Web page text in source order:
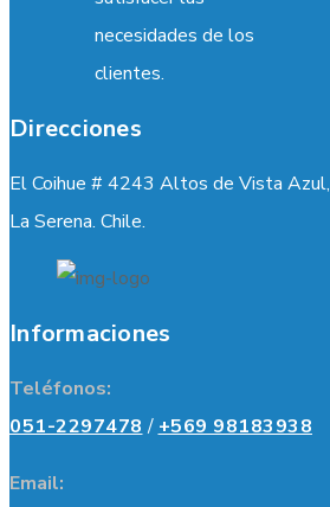
necesidades de los
clientes.
Direcciones
El Coihue # 4243 Altos de Vista Azul,
La Serena. Chile.
Informaciones
Teléfonos:
051-2297478/+569 98183938
Email: